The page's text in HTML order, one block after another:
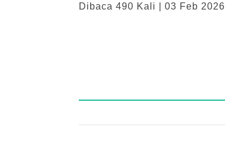
Dibaca 490 Kali | 03 Feb 2026